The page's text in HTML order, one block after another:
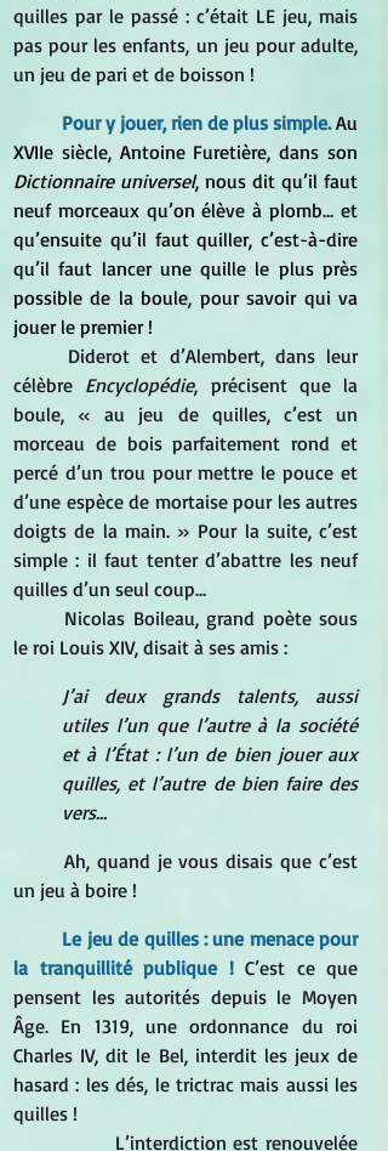
quilles par le passé : c’était LE jeu, mais
pas pour les enfants, un jeu pour adulte,
un jeu de pari et de boisson !
Pour y jouer, rien de plus simple. Au
Dictionnaire universel, nous dit qu’il faut
neuf morceaux qu’on élève à plomb… et
qu’ensuite qu’il faut quiller, c’est-à-dire
qu’il faut lancer une quille le plus près
possible de la boule, pour savoir qui va
jouer le premier !
célèbre Encyclopédie, précisent que la
boule, « au jeu de quilles, c’est un
morceau de bois parfaitement rond et
percé d’un trou pour mettre le pouce et
d’une espèce de mortaise pour les autres
doigts de la main. » Pour la suite, c’est
simple : il faut tenter d’abattre les neuf
quilles d’un seul coup…
le roi Louis XIV, disait à ses amis :
J’ai deux grands talents, aussi
utiles l’un que l’autre à la société
et à l’État : l’un de bien jouer aux
quilles, et l’autre de bien faire des
vers…
Ah, quand je vous disais que c’est
un jeu à boire !
la tranquillité publique ! C’est ce que
pensent les autorités depuis le Moyen
Âge. En 1319, une ordonnance du roi
Charles IV, dit le Bel, interdit les jeux de
hasard : les dés, le trictrac mais aussi les
quilles !